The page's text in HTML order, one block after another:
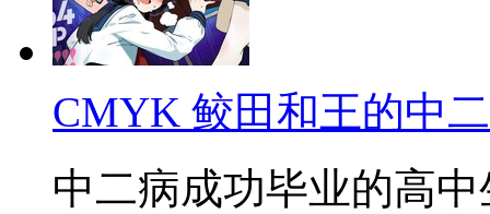
CMYK 鲛田和王的中
中二病成功毕业的高中